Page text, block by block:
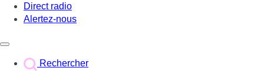
Direct radio
Alertez-nous
Rechercher